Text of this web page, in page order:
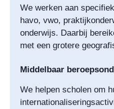
We werken aan
havo, vwo,
onderwijs. Daarbij
met een grotere
Middelbaar
We helpen scholen om